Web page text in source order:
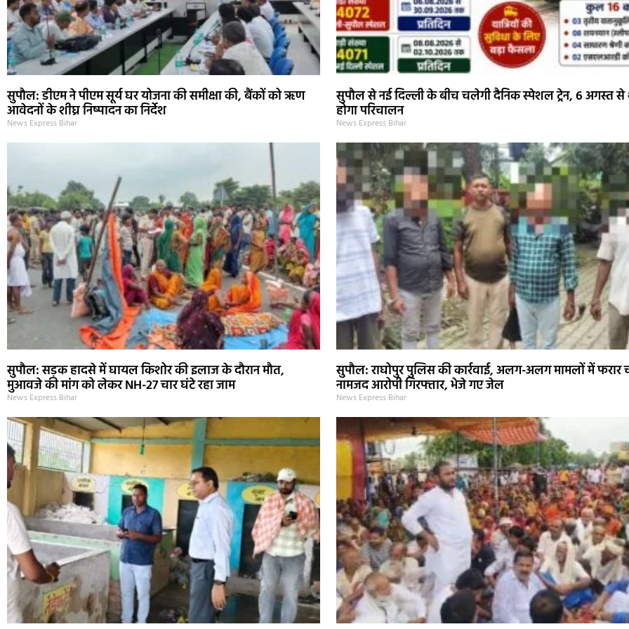
सुपौल: डीएम ने पीएम सूर्य घर योजना की समीक्षा की, बैंकों को ऋण
आवेदनों के शीघ्र निष्पादन का निर्देश
News Express Bihar
सुपौल से नई दिल्ली के बीच चलेगी दैनिक स्पेशल ट्रेन, 6 अगस्त
होगा परिचालन
News Express Bihar
सुपौल: सड़क हादसे में घायल किशोर की इलाज के दौरान मौत,
मुआवजे की मांग को लेकर NH-27 चार घंटे रहा जाम
News Express Bihar
सुपौल: राघोपुर पुलिस की कार्रवाई, अलग-अलग मामलों में फरार
नामजद आरोपी गिरफ्तार, भेजे गए जेल
News Express Bihar